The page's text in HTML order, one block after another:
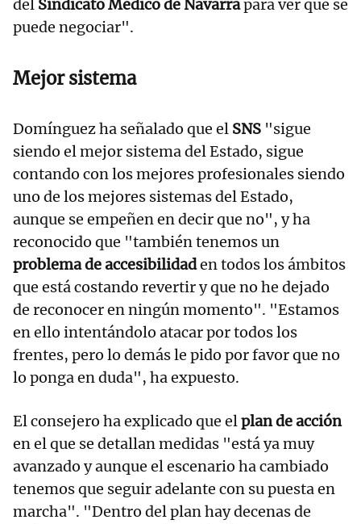
del Sindicato Médico de Navarrapara ver qué se
puede negociar".
Mejor sistema
Domínguez ha señalado que el SNS "sigue
siendo el mejor sistema del Estado, sigue
contando con los mejores profesionales siendo
uno de los mejores sistemas del Estado,
aunque se empeñen en decir que no", y ha
reconocido que "también tenemos un
problema de accesibilidaden todos los ámbitos
que está costando revertir y que no he dejado
de reconocer en ningún momento". "Estamos
en ello intentándolo atacar por todos los
frentes, pero lo demás le pido por favor que no
lo ponga en duda", ha expuesto.
El consejero ha explicado que elplan de acción
en el que se detallan medidas "está ya muy
avanzado y aunque el escenario ha cambiado
tenemos que seguir adelante con su puesta en
marcha". "Dentro del plan hay decenas de